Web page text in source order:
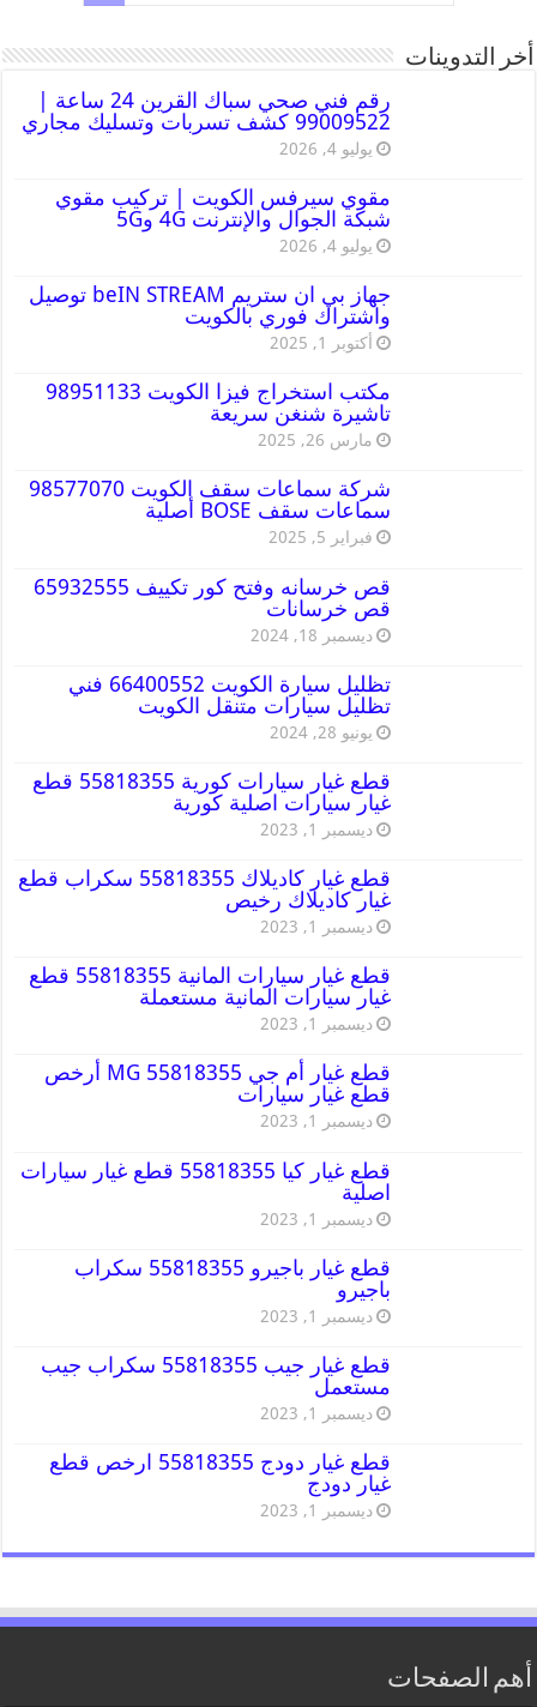
أخر التدوينات
رقم فني صحي سباك القرين 24 ساعة |
99009522 كشف تسربات وتسليك مجاري
يوليو 4, 2026
مقوي سيرفس الكويت | تركيب مقوي
شبكة الجوال والإنترنت 4G و5G
يوليو 4, 2026
جهاز بي ان ستريم beIN STREAM توصيل
واشتراك فوري بالكويت
أكتوبر 1, 2025
مكتب استخراج فيزا الكويت 98951133
تاشيرة شنغن سريعة
مارس 26, 2025
شركة سماعات سقف الكويت 98577070
سماعات سقف BOSE أصلية
فبراير 5, 2025
قص خرسانه وفتح كور تكييف 65932555
قص خرسانات
ديسمبر 18, 2024
تظليل سيارة الكويت 66400552 فني
تظليل سيارات متنقل الكويت
يونيو 28, 2024
قطع غيار سيارات كورية 55818355 قطع
غيار سيارات اصلية كورية
ديسمبر 1, 2023
قطع غيار كاديلاك 55818355 سكراب قطع
غيار كاديلاك رخيص
ديسمبر 1, 2023
قطع غيار سيارات المانية 55818355 قطع
غيار سيارات المانية مستعملة
ديسمبر 1, 2023
قطع غيار أم جي MG 55818355 أرخص
قطع غيار سيارات
ديسمبر 1, 2023
قطع غيار كيا 55818355 قطع غيار سيارات
اصلية
ديسمبر 1, 2023
قطع غيار باجيرو 55818355 سكراب
باجيرو
ديسمبر 1, 2023
قطع غيار جيب 55818355 سكراب جيب
مستعمل
ديسمبر 1, 2023
قطع غيار دودج 55818355 ارخص قطع
غيار دودج
ديسمبر 1, 2023
أهم الصفحات